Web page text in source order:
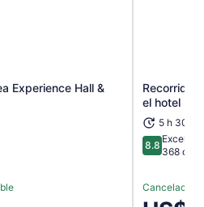
Experience Hall &
abrirá en una nueva pestaña
Recorrido
el hotel
5 h 30 m
8.88.8 de 10
368
Cancelación